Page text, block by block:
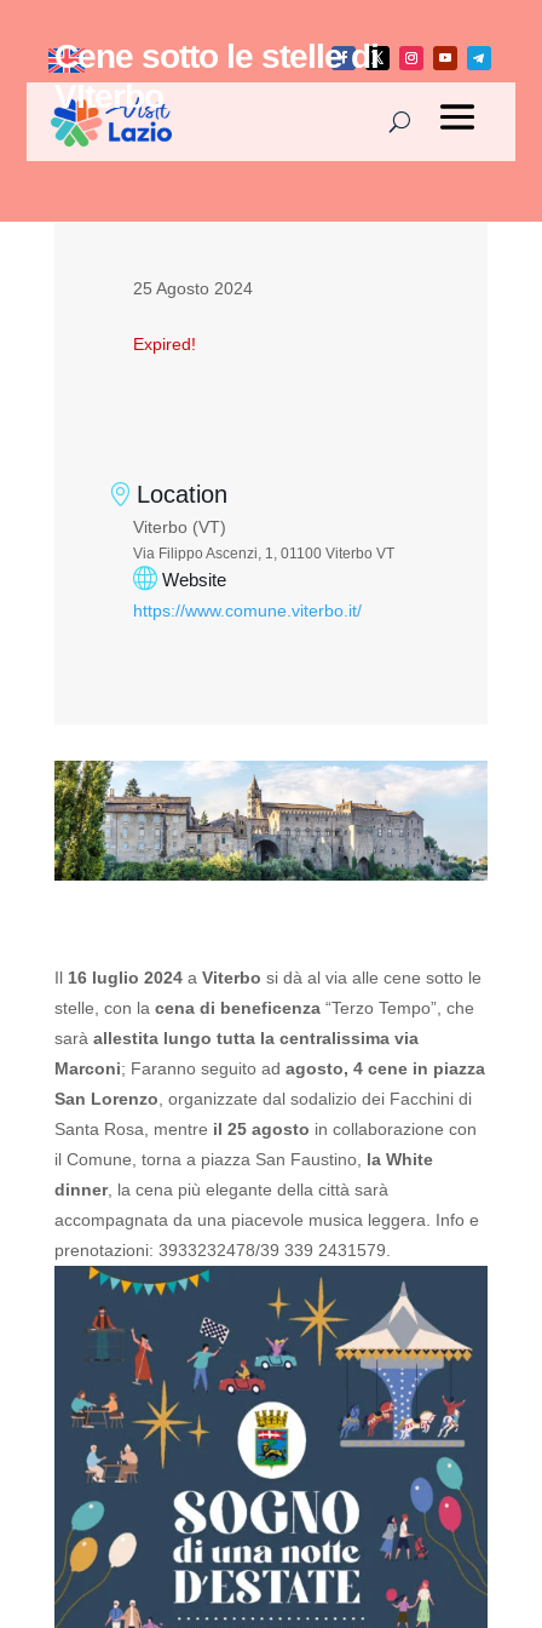
Cene sotto le stelle di
VIterbo
25 Agosto 2024
Expired!
Location
Viterbo (VT)
Via Filippo Ascenzi, 1, 01100 Viterbo VT
Website
https://www.comune.viterbo.it/
Il 16 luglio 2024a Viterbo si dà al via alle cene sotto le
stelle, con la cena di beneficenza“Terzo Tempo”, che
sarà allestita lungo tutta la centralissima via
Marconi; Faranno seguito ad agosto, 4 cene in piazza
San Lorenzo , organizzate dal sodalizio dei Facchini di
Santa Rosa, mentre il 25 agosto in collaborazione con
il Comune, torna a piazza San Faustino, la White
dinner, la cena più elegante della città sarà
accompagnata da una piacevole musica leggera.
Info e
prenotazioni: 3933232478/39 339 2431579.